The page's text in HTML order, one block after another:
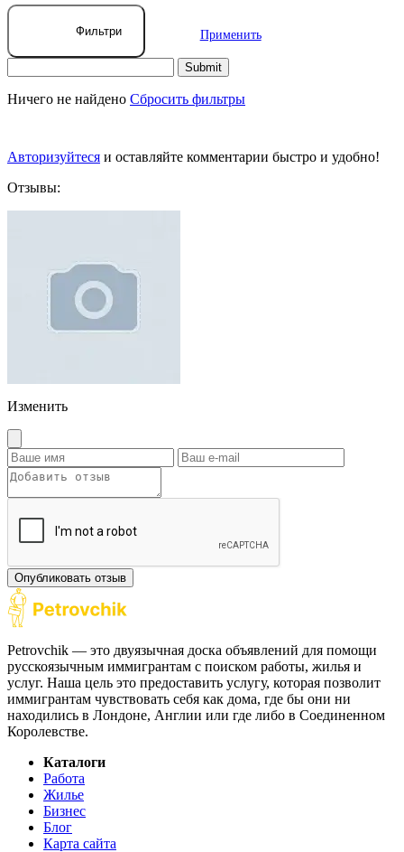
Фильтри Применить
Ничего не найдено Сбросить фильтры
Авторизуйтеся и оставляйте комментарии быстро и удобно!
Отзывы:
Изменить
Опубликовать отзыв
Petrovchik — это двуязычная доска объявлений для помощи
русскоязычным иммигрантам с поиском работы, жилья и
услуг. Наша цель это предоставить услугу, которая позволит
иммигрантам чувствовать себя как дома, где бы они ни
находились в Лондоне, Англии или где либо в Соединенном
Королевстве.
Каталоги
Работа
Жилье
Бизнес
Блог
Карта сайта